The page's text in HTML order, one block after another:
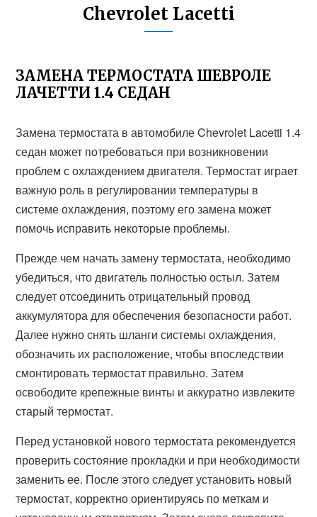
Chevrolet Lacetti
ЗАМЕНА ТЕРМОСТАТА ШЕВРОЛЕ
ЛАЧЕТТИ 1.4 СЕДАН
Замена термостата в автомобиле Chevrolet Lacetti 1.4
седан может потребоваться при возникновении
проблем с охлаждением двигателя. Термостат играет
важную роль в регулировании температуры в
системе охлаждения, поэтому его замена может
помочь исправить некоторые проблемы.
Прежде чем начать замену термостата, необходимо
убедиться, что двигатель полностью остыл. Затем
следует отсоединить отрицательный провод
аккумулятора для обеспечения безопасности работ.
Далее нужно снять шланги системы охлаждения,
обозначить их расположение, чтобы впоследствии
смонтировать термостат правильно. Затем
освободите крепежные винты и аккуратно извлеките
старый термостат.
Перед установкой нового термостата рекомендуется
проверить состояние прокладки и при необходимости
заменить ее. После этого следует установить новый
термостат, корректно ориентируясь по меткам и